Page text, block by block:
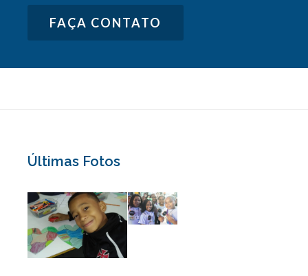
FAÇA CONTATO
Últimas Fotos